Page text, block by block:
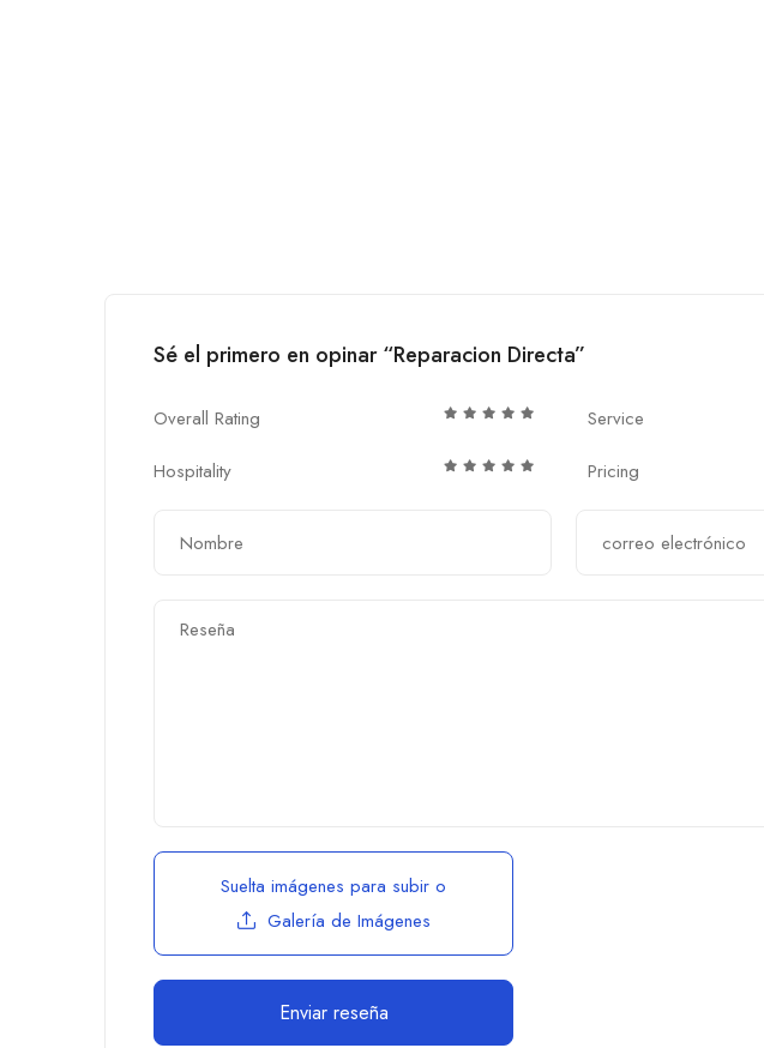
Sé el primero en opinar “Reparacion Directa”
Overall Rating
Service
Hospitality
Pricing
Suelta imágenes para subir o
Galería de Imágenes